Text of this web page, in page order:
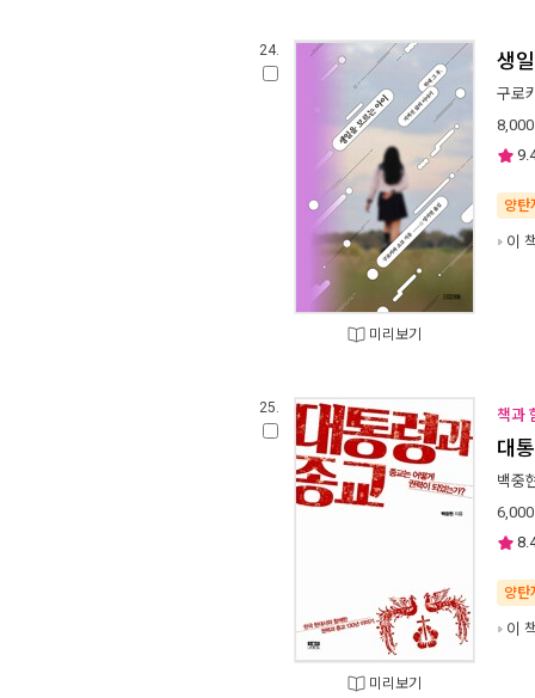
24.
미리보기
생
구로
8,000
양탄
이
25.
미리보기
책과
대
백중
6,000
양탄
이